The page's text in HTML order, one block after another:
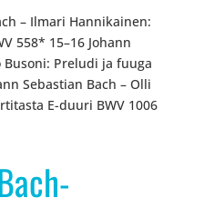
– Ilmari Hannikainen:
558* 15–16 Johann
Busoni: Preludi ja fuuga
Sebastian Bach – Olli
E-duuri BWV 1006